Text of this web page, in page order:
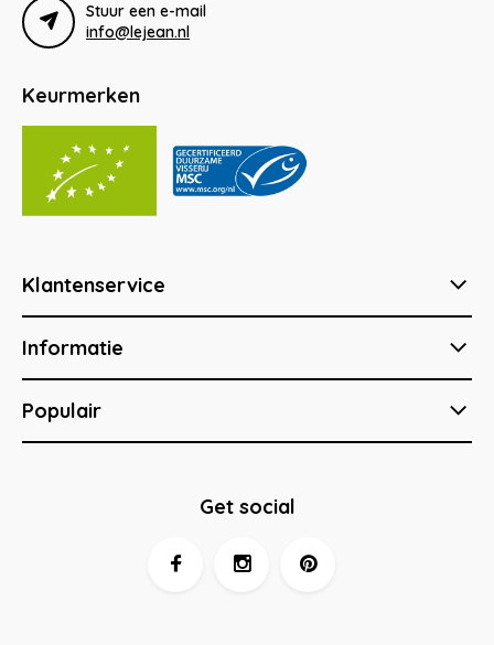
Stuur een e-mail
info@lejean.nl
Keurmerken
Klantenservice
Informatie
Populair
Get social